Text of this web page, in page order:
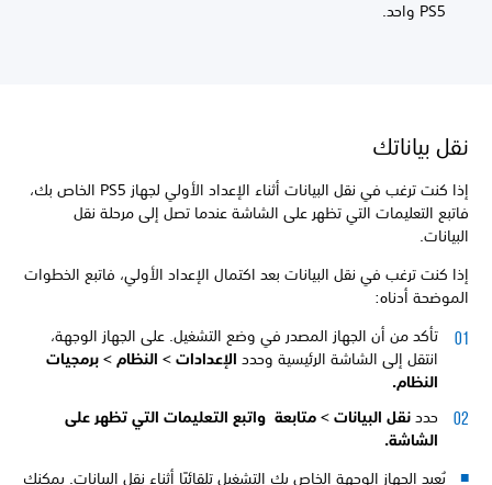
PS5 واحد.
نقل بياناتك
إذا كنت ترغب في نقل البيانات أثناء الإعداد الأولي لجهاز PS5 الخاص بك،
فاتبع التعليمات التي تظهر على الشاشة عندما تصل إلى مرحلة نقل
البيانات.
إذا كنت ترغب في نقل البيانات بعد اكتمال الإعداد الأولي، فاتبع الخطوات
الموضحة أدناه:
تأكد من أن الجهاز المصدر في وضع التشغيل. على الجهاز الوجهة،
انتقل إلى الشاشة الرئيسية وحددالإعدادات >النظام >برمجيات
النظام.
حددنقل البيانات >متابعة واتبع التعليمات التي تظهر على
الشاشة.
يُعيد الجهاز الوجهة الخاص بك التشغيل تلقائيًا أثناء نقل البيانات. يمكنك